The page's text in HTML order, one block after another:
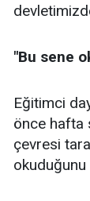
"Bu sene
Eğitimci
önce hafta
çevresi
okuduğunu